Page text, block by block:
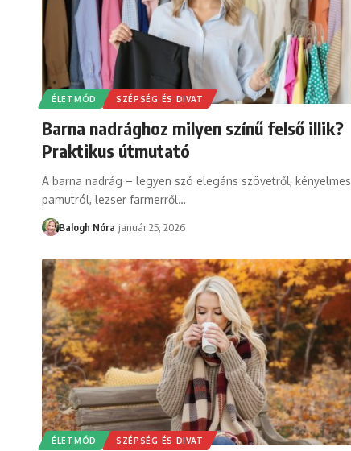
ÉLETMÓD SZÉPSÉG ÉS DIVAT
Barna nadrághoz milyen színű felső illik?
Praktikus útmutató
A barna nadrág – legyen szó elegáns szövetről, kényelmes
pamutról, lezser farmerről…
Balogh Nóra január 25, 2026
ÉLETMÓD SZÉPSÉG ÉS DIVAT